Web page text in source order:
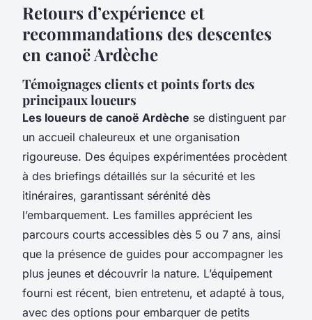
Retours d’expérience et
recommandations des descentes
en canoë Ardèche
Témoignages clients et points forts des
principaux loueurs
Les loueurs de canoë Ardèche se distinguent par
un accueil chaleureux et une organisation
rigoureuse. Des équipes expérimentées procèdent
à des briefings détaillés sur la sécurité et les
itinéraires, garantissant sérénité dès
l’embarquement. Les familles apprécient les
parcours courts accessibles dès 5 ou 7 ans, ainsi
que la présence de guides pour accompagner les
plus jeunes et découvrir la nature. L’équipement
fourni est récent, bien entretenu, et adapté à tous,
avec des options pour embarquer de petits